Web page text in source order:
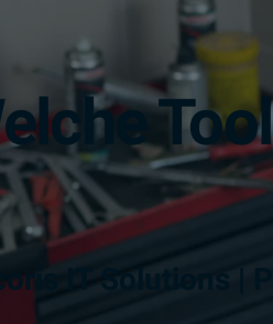
IT Solutions |